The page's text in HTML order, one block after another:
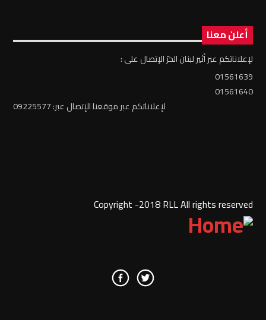
أعلن معنا
لإعلاناتكم عبر أثير لبنان الحرّ الإتصال على :
01561639
01561640
لإعلاناتكم عبر موقعنا الإتصال عبر: 09225577
Copyright -2018 RLL All rights reserved